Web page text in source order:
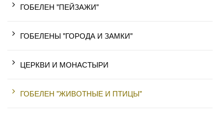
ГОБЕЛЕН "ПЕЙЗАЖИ"
ГОБЕЛЕНЫ "ГОРОДА И ЗАМКИ"
ЦЕРКВИ И МОНАСТЫРИ
ГОБЕЛЕН "ЖИВОТНЫЕ И ПТИЦЫ"